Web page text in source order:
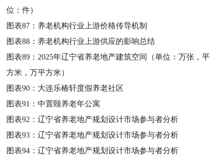
位：件）
图表87： 养老机构行业上游价格传导机制
图表88： 养老机构行业上游供应的影响总结
图表89： 2025年辽宁省养老地产建筑空间（单位：万张，平
方米，万平方米）
图表90： 大连乐椿轩度假养老社区
图表91：中置颐养老年公寓
图表92：辽宁省养老地产规划设计市场参与者分析
图表93：辽宁省养老地产规划设计市场参与者分析
图表94：辽宁省养老地产规划设计市场参与者分析